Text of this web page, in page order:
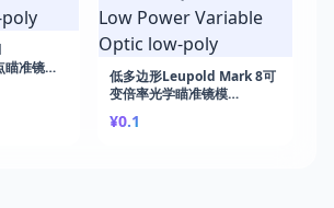
准镜模
low-
低多边形Leupold Mark 8可
变倍率光学瞄准镜模
1-8x Low Power Variable
¥0.1